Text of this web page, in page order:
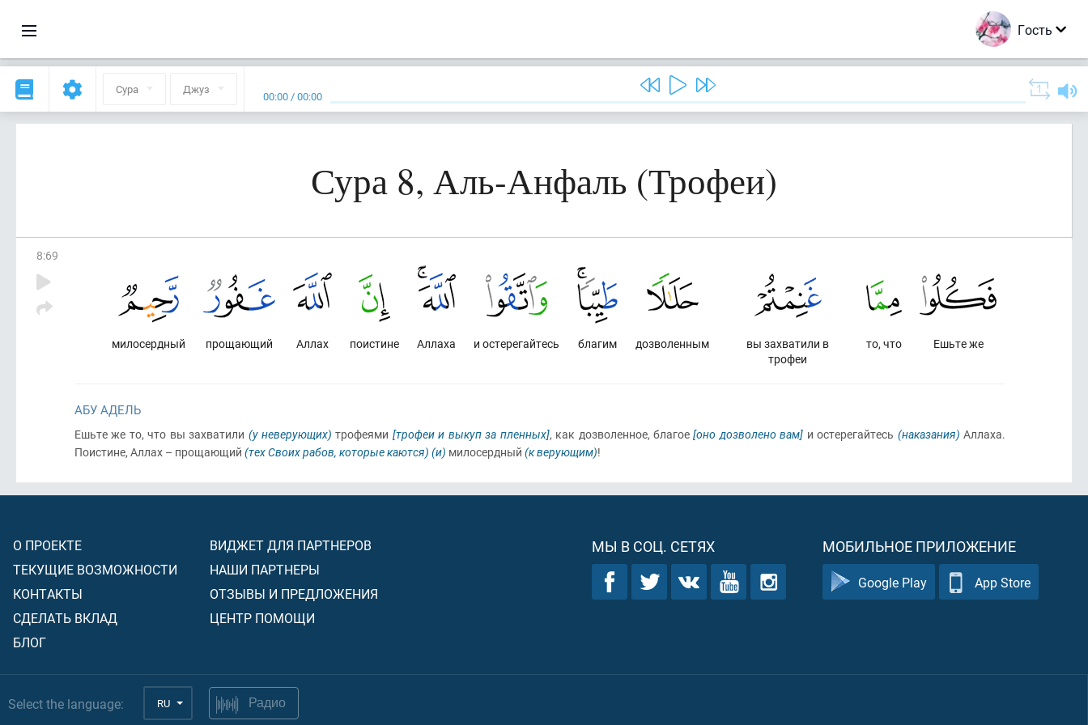
Гость
Сура Джуз 00:00 /00:00
Сура 8, Аль-Анфаль (Трофеи)
8:69
Ешьте же
то, что
вы захватили в
трофеи
дозволенным
благим
и остерегайтесь
Аллаха
поистине
Аллах
прощающий
милосердный
АБУ АДЕЛЬ
Ешьте же то, что вы захватили (у неверующих) трофеями [трофеи и выкуп за пленных], как дозволенное, благое[оно дозволено вам] и остерегайтесь (наказания) Аллаха.
Поистине, Аллах – прощающий (тех Своих рабов, которые каются) (и) милосердный (к верующим)!
О ПРОЕКТЕ
ТЕКУЩИЕ ВОЗМОЖНОСТИ
КОНТАКТЫ
СДЕЛАТЬ ВКЛАД
БЛОГ
ВИДЖЕТ ДЛЯ ПАРТНЕРОВ
НАШИ ПАРТНЕРЫ
ОТЗЫВЫ И ПРЕДЛОЖЕНИЯ
ЦЕНТР ПОМОЩИ
МЫ В СОЦ. СЕТЯХ МОБИЛЬНОЕ ПРИЛОЖЕНИЕ
Google Play App Store
Select the language: RU Радио